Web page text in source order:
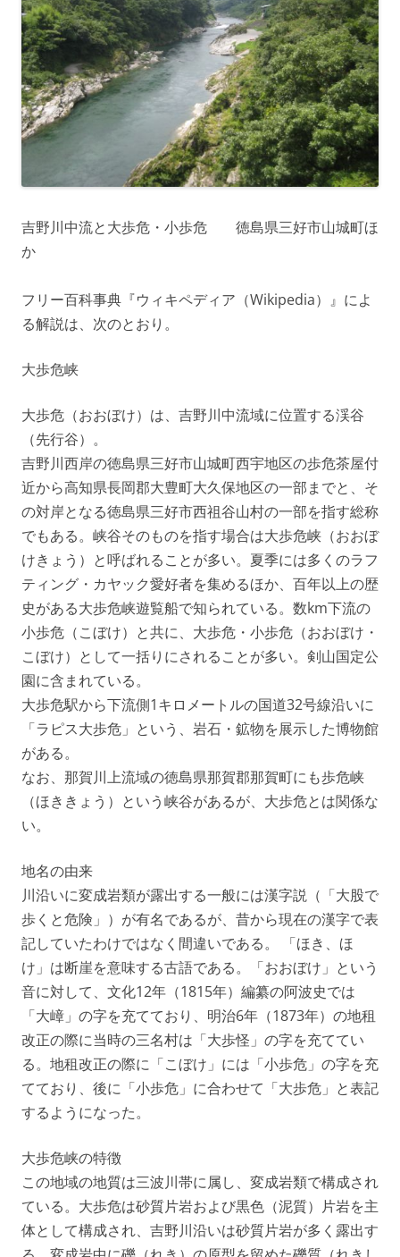
吉野川中流と大歩危・小歩危 徳島県三好市山城町ほ
か
フリー百科事典『ウィキペディア（Wikipedia）』によ
る解説は、次のとおり。
大歩危峡
大歩危（おおぼけ）は、吉野川中流域に位置する渓谷
（先行谷）。
吉野川西岸の徳島県三好市山城町西宇地区の歩危茶屋付
近から高知県長岡郡大豊町大久保地区の一部までと、そ
の対岸となる徳島県三好市西祖谷山村の一部を指す総称
でもある。峡谷そのものを指す場合は大歩危峡（おおぼ
けきょう）と呼ばれることが多い。夏季には多くのラフ
ティング・カヤック愛好者を集めるほか、百年以上の歴
史がある大歩危峡遊覧船で知られている。数km下流の
小歩危（こぼけ）と共に、大歩危・小歩危（おおぼけ・
こぼけ）として一括りにされることが多い。剣山国定公
園に含まれている。
大歩危駅から下流側1キロメートルの国道32号線沿いに
「ラピス大歩危」という、岩石・鉱物を展示した博物館
がある。
なお、那賀川上流域の徳島県那賀郡那賀町にも歩危峡
（ほききょう）という峡谷があるが、大歩危とは関係な
い。
地名の由来
川沿いに変成岩類が露出する一般には漢字説（「大股で
歩くと危険」）が有名であるが、昔から現在の漢字で表
記していたわけではなく間違いである。 「ほき、ほ
け」は断崖を意味する古語である。「おおぼけ」という
音に対して、文化12年（1815年）編纂の阿波史では
「大嶂」の字を充てており、明治6年（1873年）の地租
改正の際に当時の三名村は「大歩怪」の字を充ててい
る。地租改正の際に「こぼけ」には「小歩危」の字を充
てており、後に「小歩危」に合わせて「大歩危」と表記
するようになった。
大歩危峡の特徴
この地域の地質は三波川帯に属し、変成岩類で構成され
ている。大歩危は砂質片岩および黒色（泥質）片岩を主
体として構成され、吉野川沿いは砂質片岩が多く露出す